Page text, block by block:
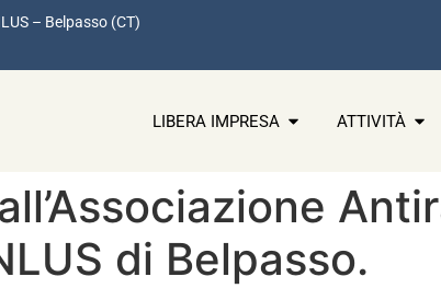
– Belpasso (CT)
LIBERA IMPRESA ATTIVITÀ
di Belpasso.